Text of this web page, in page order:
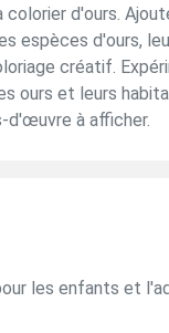
colorier d'ours.
espèces d'ours,
créatif.
ours et leurs
d'œuvre à afficher.
les enfants et